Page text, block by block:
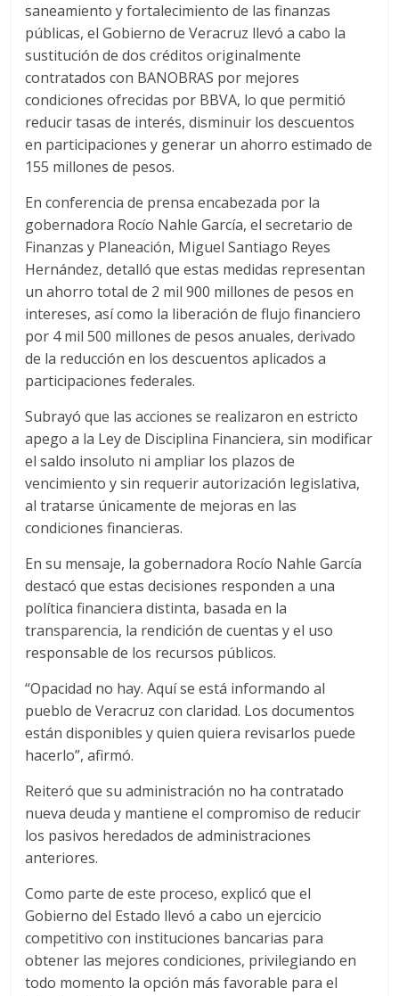
saneamiento y fortalecimiento de las finanzas
públicas, el Gobierno de Veracruz llevó a cabo la
sustitución de dos créditos originalmente
contratados con BANOBRAS por mejores
condiciones ofrecidas por BBVA, lo que permitió
reducir tasas de interés, disminuir los descuentos
en participaciones y generar un ahorro estimado de
155 millones de pesos.
En conferencia de prensa encabezada por la
gobernadora Rocío Nahle García, el secretario de
Finanzas y Planeación, Miguel Santiago Reyes
Hernández, detalló que estas medidas representan
un ahorro total de 2 mil 900 millones de pesos en
intereses, así como la liberación de flujo financiero
por 4 mil 500 millones de pesos anuales, derivado
de la reducción en los descuentos aplicados a
participaciones federales.
Subrayó que las acciones se realizaron en estricto
apego a la Ley de Disciplina Financiera, sin modificar
el saldo insoluto ni ampliar los plazos de
vencimiento y sin requerir autorización legislativa,
al tratarse únicamente de mejoras en las
condiciones financieras.
En su mensaje, la gobernadora Rocío Nahle García
destacó que estas decisiones responden a una
política financiera distinta, basada en la
transparencia, la rendición de cuentas y el uso
responsable de los recursos públicos.
“Opacidad no hay. Aquí se está informando al
pueblo de Veracruz con claridad. Los documentos
están disponibles y quien quiera revisarlos puede
hacerlo”, afirmó.
Reiteró que su administración no ha contratado
nueva deuda y mantiene el compromiso de reducir
los pasivos heredados de administraciones
anteriores.
Como parte de este proceso, explicó que el
Gobierno del Estado llevó a cabo un ejercicio
competitivo con instituciones bancarias para
obtener las mejores condiciones, privilegiando en
todo momento la opción más favorable para el